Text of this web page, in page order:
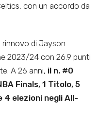
con un accordo da
rinnovo di Jayson
2023/24 con 26.9 punti
A 26 anni, il n. #0
Finals, 1 Titolo, 5
4 elezioni negli All-